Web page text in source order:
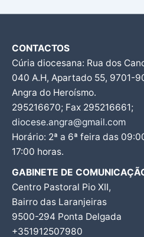
CONTACTOS
Cúria diocesana: Rua dos
040 A.H, Apartado 55, 9701-
Angra do Heroísmo.
295216670; Fax 295216661;
diocese.angra@gmail.com
Horário: 2ª a 6ª feira das
17:00 horas.
GABINETE DE
Centro Pastoral Pio XII,
Bairro das Laranjeiras
9500-294 Ponta Delgada
+351912507980